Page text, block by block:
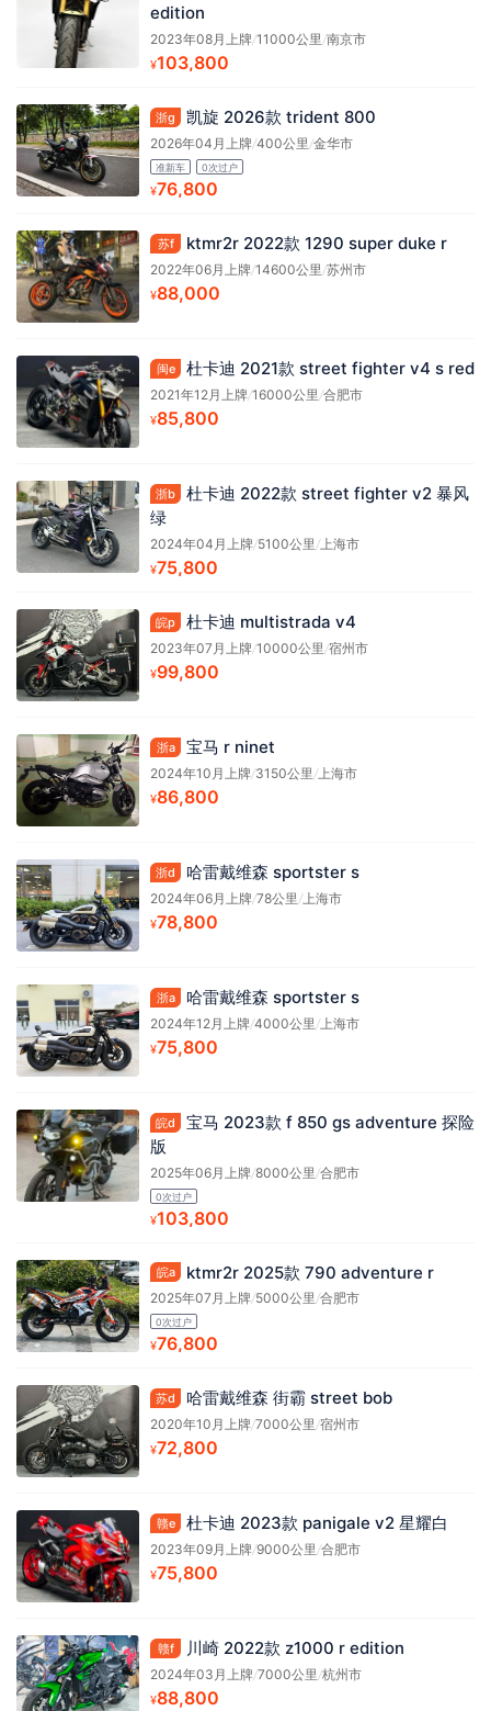
edition
2023年08月上牌/11000公里 /南京市
¥103,800
浙g 凯旋 2026款 trident 800
2026年04月上牌/400公里 /金华市
准新车 0次过户
¥76,800
苏f ktmr2r 2022款 1290 super duke r
2022年06月上牌/14600公里 /苏州市
¥88,000
闽e 杜卡迪 2021款 street fighter v4 s red
2021年12月上牌/16000公里 /合肥市
¥85,800
浙b
杜卡迪 2022款 street fighter v2 暴风
绿
2024年04月上牌/5100公里 /上海市
¥75,800
皖p 杜卡迪 multistrada v4
2023年07月上牌/10000公里 /宿州市
¥99,800
浙a 宝马 r ninet
2024年10月上牌/3150公里 /上海市
¥86,800
浙d 哈雷戴维森 sportster s
2024年06月上牌/78公里 /上海市
¥78,800
浙a 哈雷戴维森 sportster s
2024年12月上牌/4000公里 /上海市
¥75,800
皖d
宝马 2023款 f 850 gs adventure 探险
版
2025年06月上牌/8000公里 /合肥市
0次过户
¥103,800
皖a ktmr2r 2025款 790 adventure r
2025年07月上牌/5000公里/合肥市
0次过户
¥76,800
苏d 哈雷戴维森 街霸 street bob
2020年10月上牌/7000公里/宿州市
¥72,800
赣e 杜卡迪 2023款 panigale v2 星耀白
2023年09月上牌/9000公里/合肥市
¥75,800
赣f 川崎 2022款 z1000 r edition
2024年03月上牌/7000公里/杭州市
¥88,800